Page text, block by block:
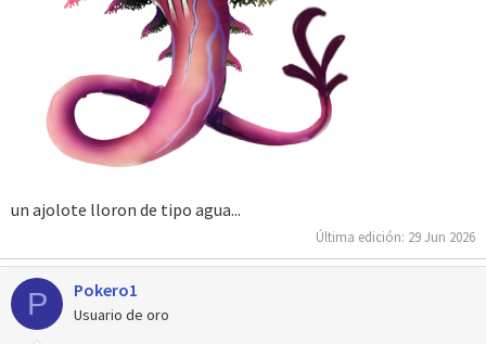
un ajolote lloron de tipo agua...
Última edición: 29 Jun 2026
P Pokero1
Usuario de oro